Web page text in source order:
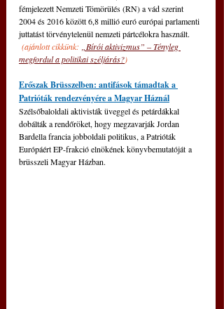
fémjelezett Nemzeti Tömörülés (RN) a vád szerint
2004 és 2016 között 6,8 millió euró európai parlamenti
juttatást törvénytelenül nemzeti pártcélokra használt.
(ajánlott cikkünk:
„Bírói aktivizmus” ‒ Tényleg
megfordul a politikai széljárás?)
Erőszak Brüsszelben: antifások támadtak a
Patrióták rendezvényére a Magyar Háznál
Szélsőbaloldali aktivisták üveggel és petárdákkal
dobálták a rendőröket, hogy megzavarják Jordan
Bardella francia jobboldali politikus, a Patrióták
Európáért EP-frakció elnökének könyvbemutatóját a
brüsszeli Magyar Házban.